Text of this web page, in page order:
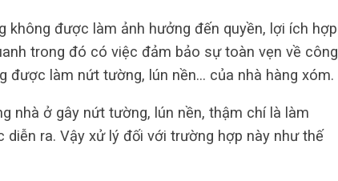
không được làm ảnh hưởng đến quyền, lợi ích hợp
trong đó có việc đảm bảo sự toàn vẹn về công
được làm nứt tường, lún nền… của nhà hàng xóm.
nhà ở gây nứt tường, lún nền, thậm chí là làm
diễn ra. Vậy xử lý đối với trường hợp này như thế